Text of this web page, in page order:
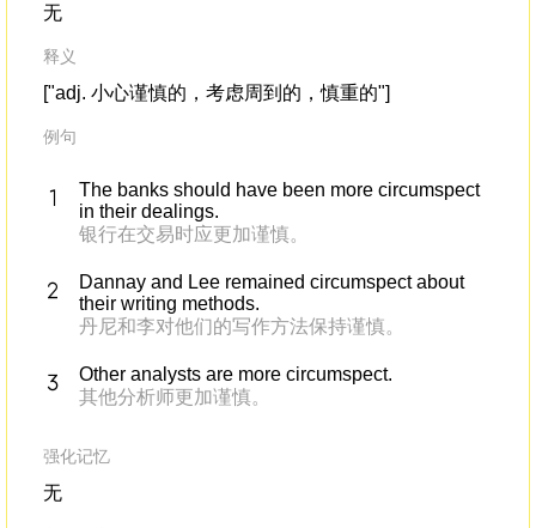
无
释义
["adj. 小心谨慎的，考虑周到的，慎重的"]
例句
The banks should have been more circumspect
in their dealings.
银行在交易时应更加谨慎。
Dannay and Lee remained circumspect about
their writing methods.
丹尼和李对他们的写作方法保持谨慎。
Other analysts are more circumspect.
其他分析师更加谨慎。
强化记忆
无